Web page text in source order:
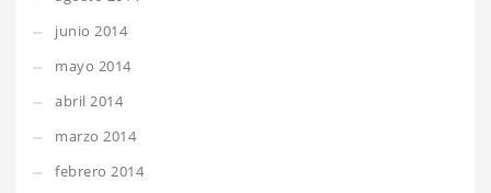
junio 2014
mayo 2014
abril 2014
marzo 2014
febrero 2014